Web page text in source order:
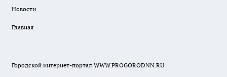
Новости
Главная
Городской интернет-портал WWW.PROGORODNN.RU